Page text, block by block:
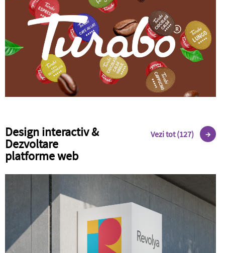
Design interactiv &
Dezvoltare
platforme web
Vezi tot (127)